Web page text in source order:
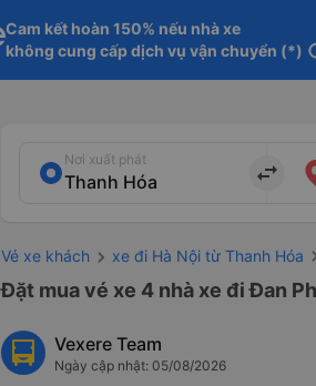
Cam kết hoàn 150% nếu nhà xe
không cung cấp dịch vụ vận chuyển (*)
Nơi xuất phát
import_export
Vé xe khách xe đi Hà Nội từ Thanh Hóa
Đặt mua vé xe 4 nhà xe đi Đan
Vexere Team
Ngày cập nhật: 05/08/2026